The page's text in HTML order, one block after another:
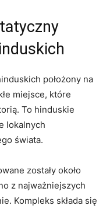
położony na
miejsce, które
To hinduskie
lokalnych
świata.
zostały około
z najważniejszych
Kompleks składa się